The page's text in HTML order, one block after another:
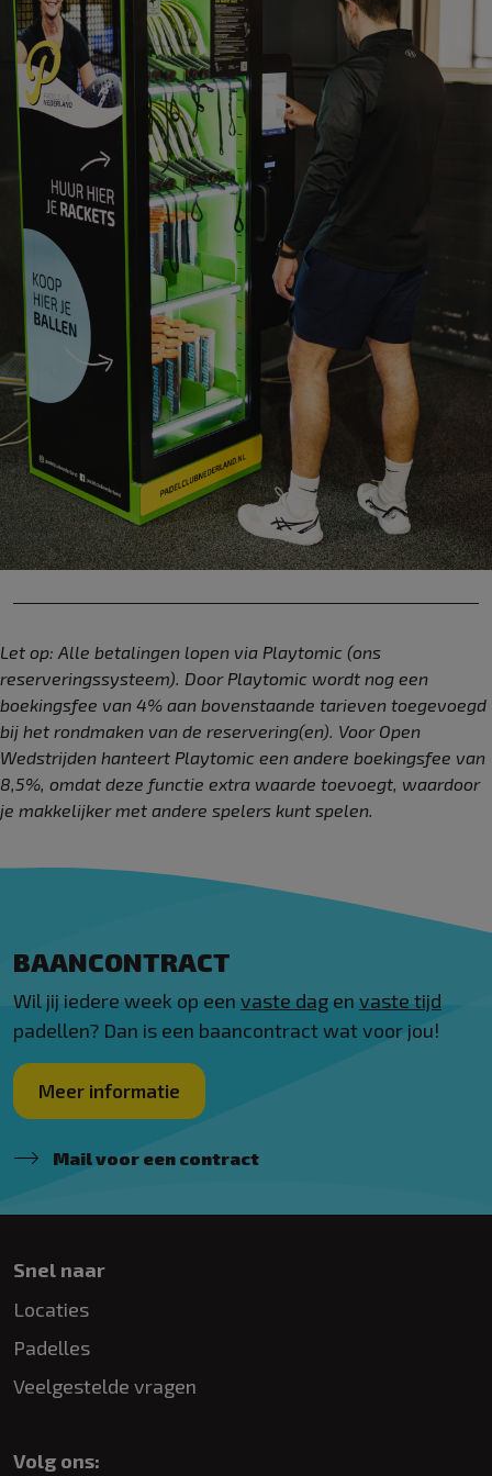
Let op: Alle betalingen lopen via Playtomic (ons
reserveringssysteem). Door Playtomic wordt nog een
boekingsfee van 4% aan bovenstaande tarieven toegevoegd
bij het rondmaken van de reservering(en). Voor Open
Wedstrijden hanteert Playtomic een andere boekingsfee van
8,5%, omdat deze functie extra waarde toevoegt, waardoor
je makkelijker met andere spelers kunt spelen.
BAANCONTRACT
Wil jij iedere week op een vaste dag en vaste tijd
padellen? Dan is een baancontract wat voor jou!
Meer informatie
Mail voor een contract
Snel naar
Locaties
Padelles
Veelgestelde vragen
Volg ons: